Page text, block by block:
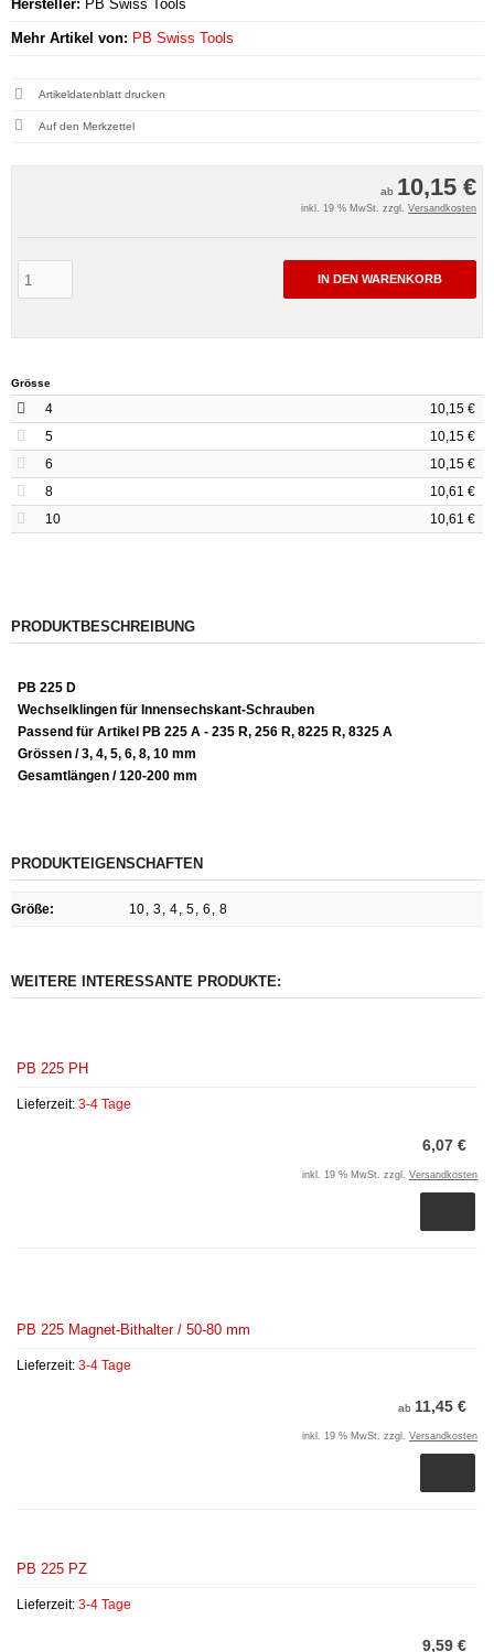
ab 10,15 €
inkl. 19 % MwSt. zzgl. Versandkosten
IN DEN WARENKORB
Hersteller: PB Swiss Tools
Mehr Artikel von: PB Swiss Tools
Artikeldatenblatt drucken
Grösse
4
10,15 €
5
10,15 €
6
10,15 €
8
10,61 €
10
10,61 €
PRODUKTBESCHREIBUNG
PB 225 D
Wechselklingen für Innensechskant-Schrauben
Passend für Artikel PB 225 A - 235 R, 256 R, 8225 R, 8325 A
Grössen / 3, 4, 5, 6, 8, 10 mm
Gesamtlängen / 120-200 mm
PRODUKTEIGENSCHAFTEN
Größe: 10, 3, 4, 5, 6 , 8
WEITERE INTERESSANTE PRODUKTE:
PB 225 PH
Lieferzeit: 3-4 Tage
6,07 €
inkl. 19 % MwSt. zzgl. Versandkosten
PB 225 Magnet-Bithalter / 50-80 mm
Lieferzeit: 3-4 Tage
ab 11,45 €
inkl. 19 % MwSt. zzgl. Versandkosten
PB 225 PZ
Lieferzeit: 3-4 Tage
9,59 €